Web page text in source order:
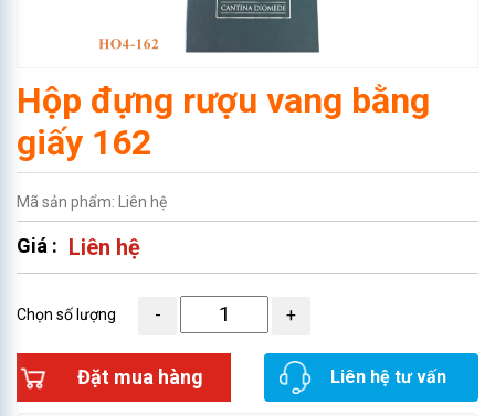
Hộp đựng rượu vang bằng
giấy 162
Mã sản phẩm: Liên hệ
Giá : Liên hệ
Chọn số lượng
Đặt mua hàng Liên hệ tư vấn